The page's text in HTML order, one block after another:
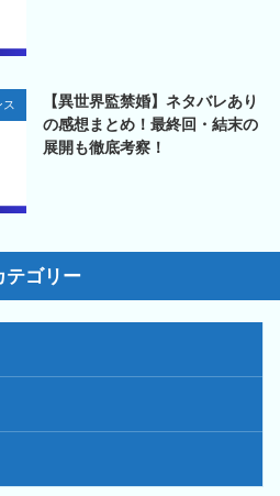
【異世界監禁婚】ネタバレあり
の感想まとめ！最終回・結末の
展開も徹底考察！
テゴリー